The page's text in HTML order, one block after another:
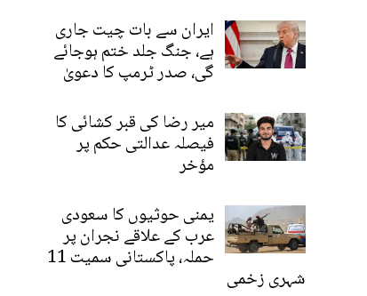
ایران سے بات چیت جاری
ہے، جنگ جلد ختم ہوجائے
گی، صدر ٹرمپ کا دعویٰ
میر رضا کی قبر کشائی کا
فیصلہ عدالتی حکم پر
مؤخر
یمنی حوثیوں کا سعودی
عرب کے علاقے نجران پر
حملہ، پاکستانی سمیت 11
شہری زخمی